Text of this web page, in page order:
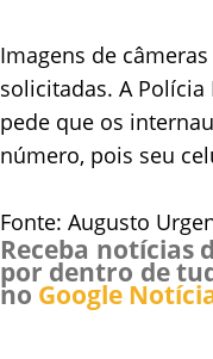
Imagens de
solicitadas. A
pede que os
número, pois seu
Fonte: Augusto
Receba notícias
por dentro de
no Google